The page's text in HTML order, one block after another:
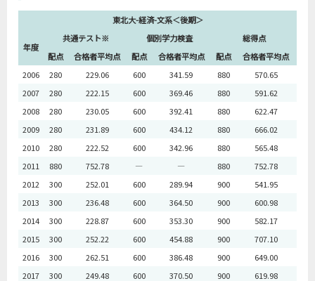
東北大-経済-文系＜後期＞
年度
共通テスト※ 個別学力検査
総得点
配点
合格者平均点 配点 合格者平均点 配点
合格者平均点
2006
280 229.06 600 341.59 880
570.65
2007
280 222.15 600 369.46 880
591.62
2008
280 230.05 600 392.41 880
622.47
2009
280 231.89 600 434.12 880
666.02
2010
280 222.52 600 342.96 880
565.48
2011
880 752.78 ― ― 880
752.78
2012
300 252.01 600 289.94 900
541.95
2013
300 236.48 600 364.50 900
600.98
2014
300 228.87 600 353.30 900
582.17
2015
300 252.22 600 454.88 900
707.10
2016
300 262.51 600 386.48 900
649.00
2017
300 249.48 600 370.50 900 619.98